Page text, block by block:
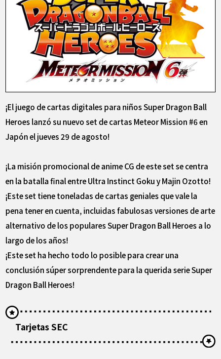
LANGUAGE
EN FR DE ES
¡El juego de cartas digitales para niños Super Dragon Ball
Heroes lanzó su nuevo set de cartas Meteor Mission #6 en
Japón el jueves 29 de agosto!
¡La misión promocional de anime CG de este set se centra
en la batalla final entre Ultra Instinct Goku y Majin Ozotto!
¡Este set tiene toneladas de cartas geniales que vale la
pena tener en cuenta, incluidas fabulosas versiones de arte
alternativo de los populares Super Dragon Ball Heroes a lo
largo de los años!
¡Este set ha hecho todo lo posible para crear una
conclusión súper sorprendente para la querida serie Super
Dragon Ball Heroes!
Tarjetas SEC